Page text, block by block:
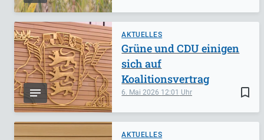
AKTUELLES
bookmark_border
6. Mai 2026 12:01
Grüne und CDU einigen
sich auf
Koalitionsvertrag
AKTUELLES